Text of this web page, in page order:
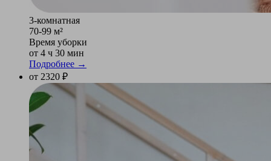
3-комнатная
70-99 м²
Время уборки
от 4 ч 30 мин
Подробнее →
от 2320 ₽